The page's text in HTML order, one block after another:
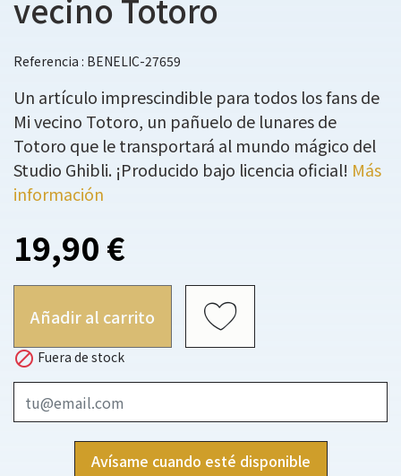
vecino Totoro
Referencia : BENELIC-27659
Un artículo imprescindible para todos los fans de
Mi vecino Totoro, un pañuelo de lunares de
Totoro que le transportará al mundo mágico del
Studio Ghibli. ¡Producido bajo licencia oficial! Más
información
19,90 €
Añadir al carrito
 Fuera de stock
Avísame cuando esté disponible